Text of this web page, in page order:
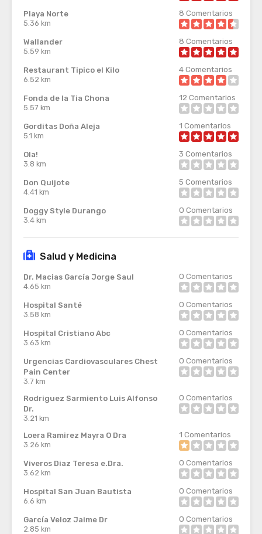
Playa Norte
5.36 km
8 Comentarios
Wallander
5.59 km
8 Comentarios
Restaurant Tipico el Kilo
6.52 km
4Comentarios
Fonda de la Tia Chona
5.57 km
12 Comentarios
Gorditas Doña Aleja
5.1 km
1 Comentarios
Ola!
3.8 km
3 Comentarios
Don Quijote
4.41 km
5 Comentarios
Doggy Style Durango
3.4 km
0 Comentarios
Salud y Medicina
Dr. Macias García Jorge Saul
4.65 km
0 Comentarios
Hospital Santé
3.58 km
0 Comentarios
Hospital Cristiano Abc
3.63 km
0 Comentarios
Urgencias Cardiovasculares Chest
Pain Center
3.7 km
0 Comentarios
Rodriguez Sarmiento Luis Alfonso
Dr.
3.21 km
0 Comentarios
Loera Ramirez Mayra O Dra
3.26 km
1 Comentarios
Viveros Diaz Teresa e.Dra.
3.62 km
0 Comentarios
Hospital San Juan Bautista
6.6 km
0 Comentarios
García Veloz Jaime Dr
2.85 km
0 Comentarios